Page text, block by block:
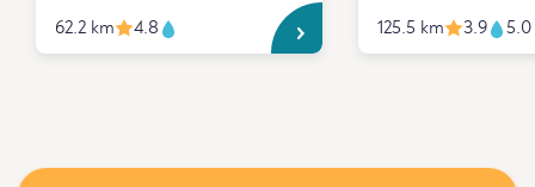
62.2 km 4.8 125.5 km 3.9 5.0